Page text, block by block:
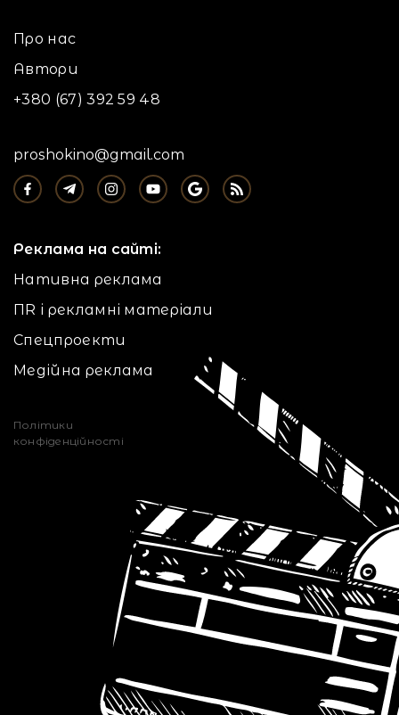
Про нас
Автори
+380 (67) 392 59 48
proshokino@gmail.com
Реклама на сайті:
Нативна реклама
ПR і рекламні матеріали
Спецпроекти
Медійна реклама
Політики
конфіденційності